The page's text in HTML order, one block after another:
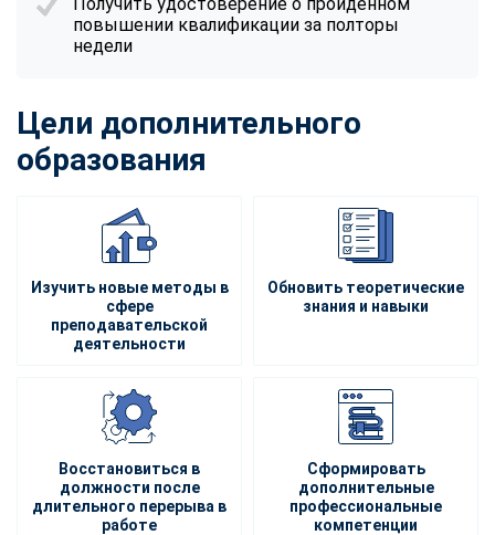
повышении квалификации за полторы
недели
Цели дополнительного
образования
Изучить новые методы в
сфере
преподавательской
деятельности
Обновить теоретические
знания и навыки
Восстановиться в
должности после
длительного перерыва в
работе
Сформировать
дополнительные
профессиональные
компетенции